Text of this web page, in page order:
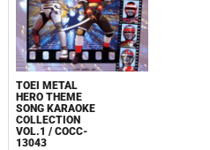
TOEI METAL
HERO THEME
SONG KARAOKE
COLLECTION
VOL.1 / COCC-
13043